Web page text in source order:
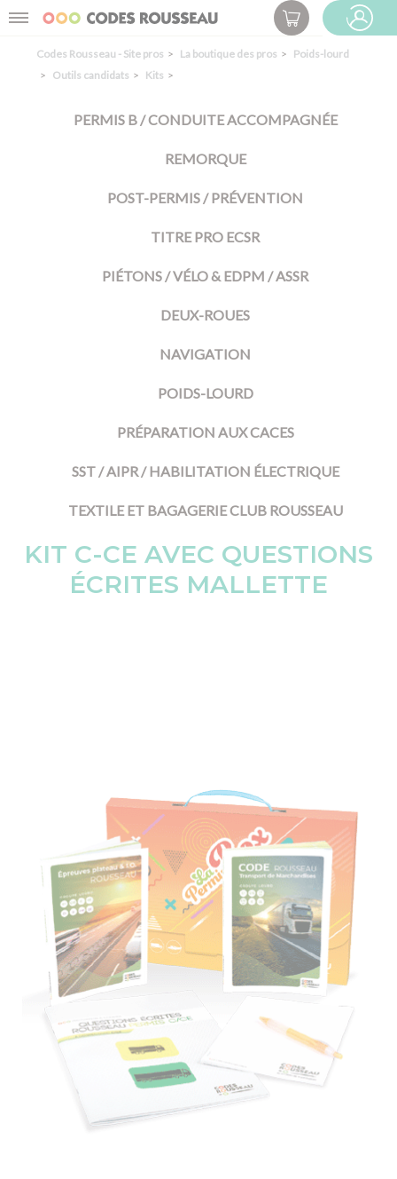
Menu
ESPACE PRO
Codes Rousseau - Site pros La boutique des pros
Poids-lourd
Outils candidats
Kits
PERMIS B / CONDUITE ACCOMPAGNÉE
REMORQUE
POST-PERMIS / PRÉVENTION
TITRE PRO ECSR
PIÉTONS / VÉLO & EDPM / ASSR
DEUX-ROUES
NAVIGATION
POIDS-LOURD
PRÉPARATION AUX CACES
SST / AIPR / HABILITATION ÉLECTRIQUE
TEXTILE ET BAGAGERIE CLUB ROUSSEAU
KIT C-CE AVEC QUESTIONS
ÉCRITES MALLETTE
Panneau de gestion des cookies